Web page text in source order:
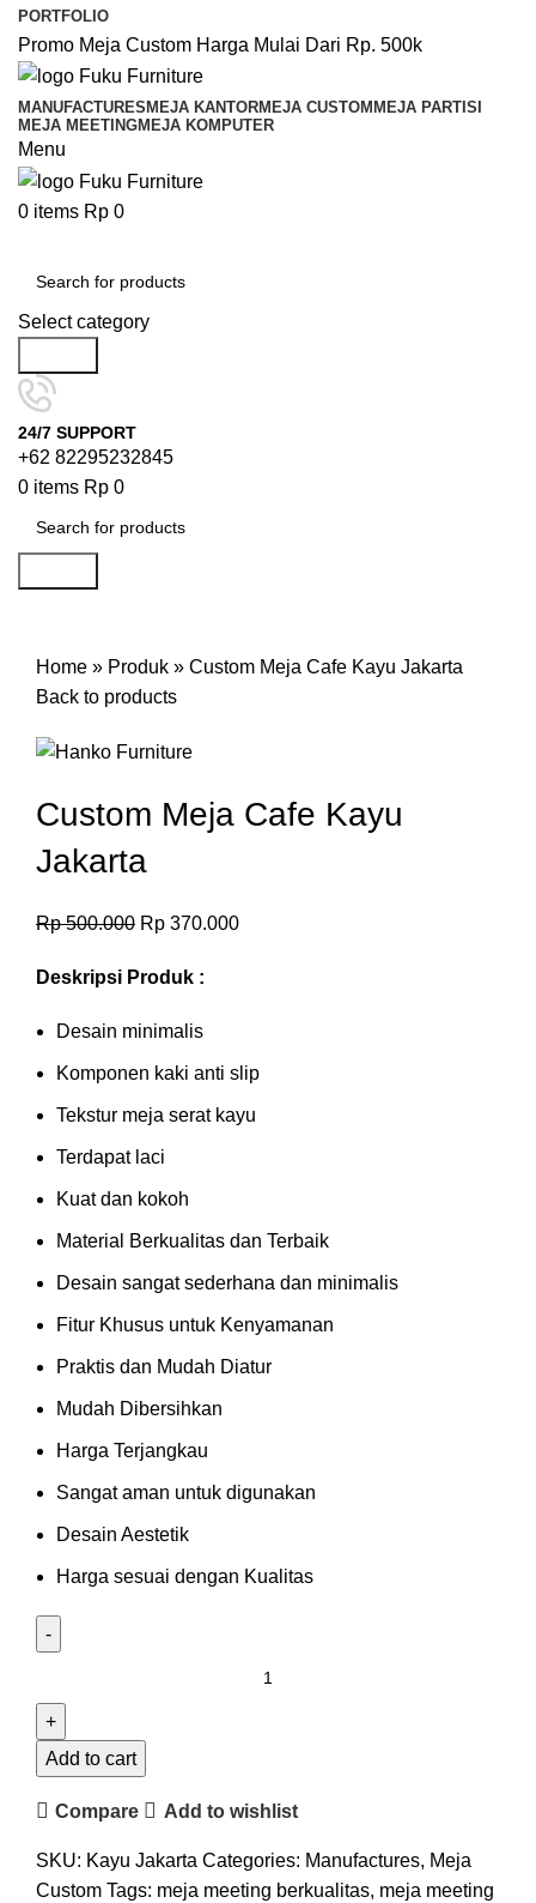
PORTFOLIO
Promo Meja Custom Harga Mulai Dari Rp. 500k
MANUFACTURES MEJA KANTORMEJA CUSTOM MEJA PARTISI
MEJA MEETINGMEJA KOMPUTER
Menu
0 items Rp 0
Select category
24/7 SUPPORT
+62 82295232845
0 items Rp 0
Home » Produk » Custom Meja Cafe Kayu Jakarta
Back to products
Custom Meja Cafe Kayu
Jakarta
Rp500.000 Rp 370.000
Deskripsi Produk :
Desain minimalis
Komponen kaki anti slip
Tekstur meja serat kayu
Terdapat laci
Kuat dan kokoh
Material Berkualitas dan Terbaik
Desain sangat sederhana dan minimalis
Fitur Khusus untuk Kenyamanan
Praktis dan Mudah Diatur
Mudah Dibersihkan
Harga Terjangkau
Sangat aman untuk digunakan
Desain Aestetik
Harga sesuai dengan Kualitas
Add to cart
Compare Add to wishlist
SKU: Kayu Jakarta Categories: Manufactures, Meja
Custom Tags: meja meeting berkualitas, meja meeting